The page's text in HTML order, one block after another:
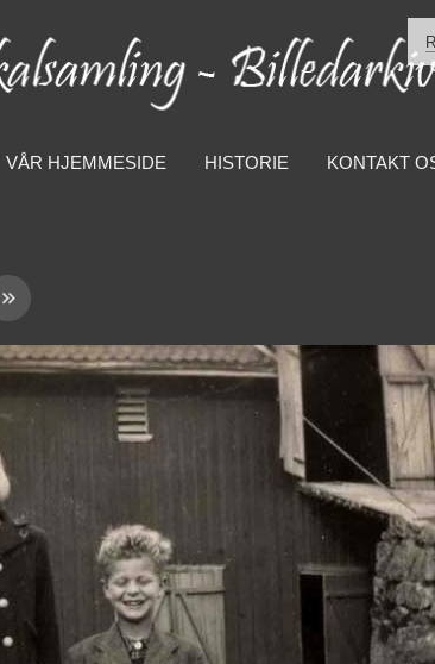
VÅR HJEMMESIDE HISTORIE KONTAKT